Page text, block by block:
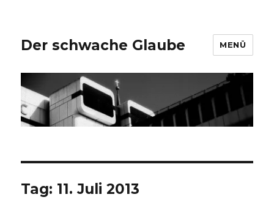
Der schwache Glaube MENÜ
Tag: 11. Juli 2013